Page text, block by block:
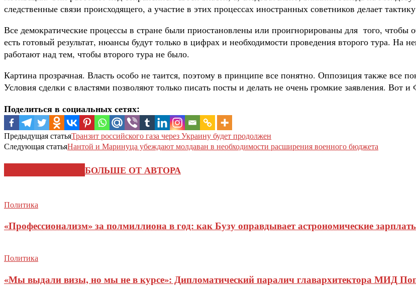
следственные связи происходящего, а участие в этих процессах иностранных советников делает
Все демократические процессы в стране были приостановлены или проигнорированы для того,
есть готовый результат, нюансы будут только в цифрах и необходимости проведения второго тура. На
работают над тем, чтобы второго тура не было.
Картина прозрачная. Власть особо не таится, поэтому в принципе все понятно. Оппозиция также все
Условия сделки с властями позволяют только писать посты и делать не очень громкие заявления. Вот
Поделиться в социальных сетях:
Предыдущая статьяТранзит российского газа через Украину будет продолжен
Следующая статьяНантой и Маринуца убеждают молдаван в необходимости расширения военного бюджета
БОЛЬШЕ ОТ АВТОРА
Политика
«Профессионализм» за полмиллиона в год: как Бузу оправдывает астрономические
Политика
«Мы выдали визы, но мы не в курсе»: Дипломатический паралич главархитектора МИД